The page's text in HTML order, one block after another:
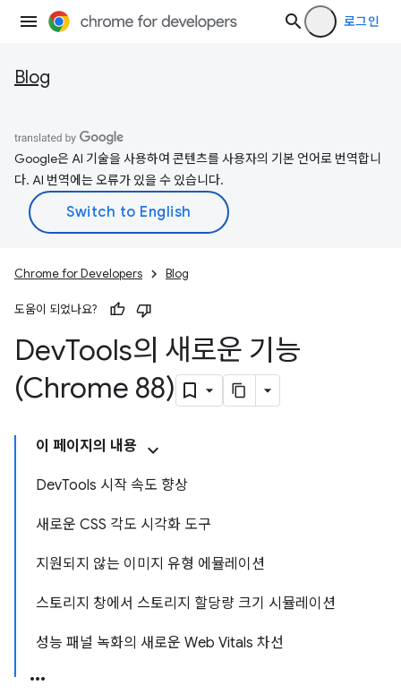
로그인
Blog
Google은 AI 기술을 사용하여 콘텐츠를 사용자의 기본 언어로 번역합니
다. AI 번역에는 오류가 있을 수 있습니다.
Chrome for Developers Blog
도움이 되었나요?
DevTools의 새로운 기능
(Chrome 88)
이 페이지의 내용
DevTools 시작 속도 향상
새로운 CSS 각도 시각화 도구
지원되지 않는 이미지 유형 에뮬레이션
스토리지 창에서 스토리지 할당량 크기 시뮬레이션
성능 패널 녹화의 새로운 Web Vitals 차선